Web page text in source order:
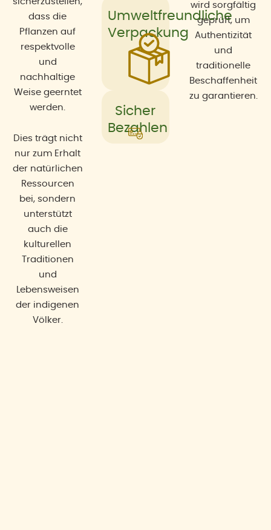
dass die
Pflanzen auf
respektvolle
und
nachhaltige
Weise geerntet
werden.
Dies trägt nicht
nur zum Erhalt
der natürlichen
Ressourcen
bei, sondern
unterstützt
auch die
kulturellen
Traditionen
und
Lebensweisen
der indigenen
Völker.
Umweltfreundliche
Verpackung
Sicher
Bezahlen
wird sorgfältig
geprüft, um
Authentizität
und
traditionelle
Beschaffenheit
zu garantieren.